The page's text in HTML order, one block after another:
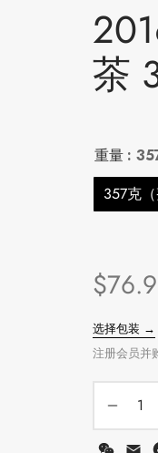
茶
重量 :
357克（
$